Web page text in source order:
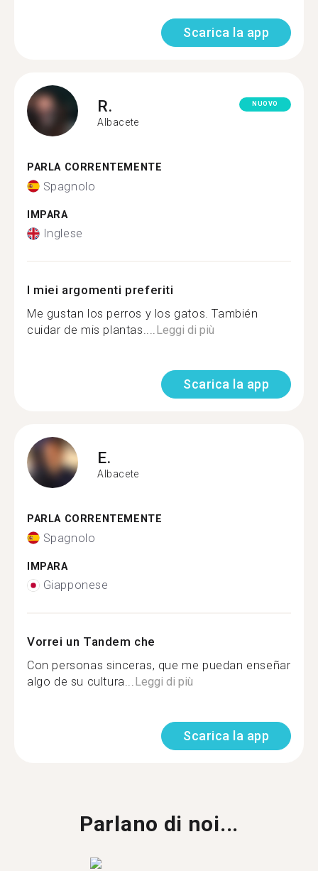
Scarica la app
R.
Albacete
NUOVO
PARLA CORRENTEMENTE
Spagnolo
IMPARA
Inglese
I miei argomenti preferiti
Me gustan los perros y los gatos. También
cuidar de mis plantas....Leggi di più
Scarica la app
E.
Albacete
PARLA CORRENTEMENTE
Spagnolo
IMPARA
Giapponese
Vorrei un Tandem che
Con personas sinceras, que me puedan enseñar
algo de su cultura...Leggi di più
Scarica la app
Parlano di noi...